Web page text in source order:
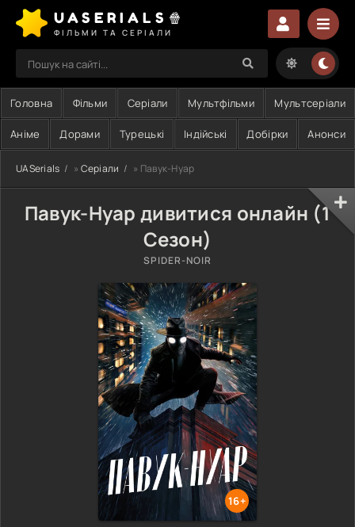
UASERIALS🍿
ФІЛЬМИ ТА СЕРІАЛИ
Головна Фільми Серіали Мультфільми Мультсеріали
Аніме Дорами Турецькі Індійські Добірки Анонси
UASerials » Серіали » Павук-Нуар
Павук-Нуар дивитися онлайн (1
Сезон)
SPIDER-NOIR
16+